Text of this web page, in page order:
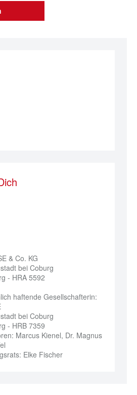
& Co. KG
bei Coburg
- HRA 5592
haftende Gesellschafterin:
bei Coburg
- HRB 7359
Marcus Kienel, Dr. Magnus
Elke Fischer